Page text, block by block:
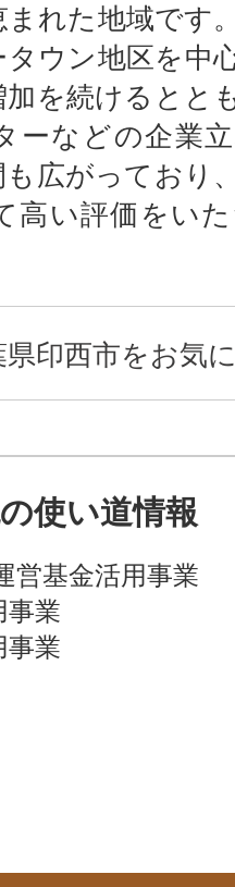
れた地域です
ウン地区を中
を続けるとと
ーなどの企業
も広がっており
高い評価をい
県印西市をお気
使い道情報
営基金活用事業
事業
事業